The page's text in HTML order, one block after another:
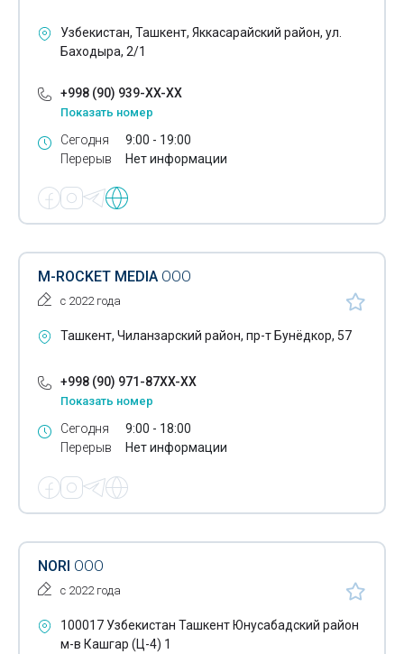
Офсетная печать
Сублимационная печать
Изготовление вывесок
Изготовление информационных стендов
Изготовление рекламных штендеров
Оперативная полиграфия
Печать на баннере
Печать на оракале
Печать на самоклеящейся бумаге
Разработка дизайна этикеток
Разработка логотипов
Разработка фирменного стиля
Распечатка плакатов
Рекламные воблеры
Узбекистан, Ташкент, Яккасарайский район, ул.
Баходыра, 2/1
+998 (90) 939-XX-XX
Показать номер
Сегодня
Перерыв
9:00 - 19:00
Нет информации
M-ROCKET MEDIA ООО
с 2022 года
Ташкент, Чиланзарский район, пр-т Бунёдкор, 57
+998 (90) 971-87XX-XX
Показать номер
Сегодня
Перерыв
9:00 - 18:00
Нет информации
NORI ООО
с 2022 года
100017 Узбекистан Ташкент Юнусабадский район
м-в Кашгар (Ц-4) 1